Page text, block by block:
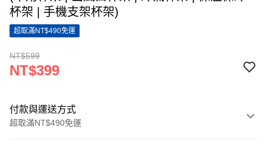
杯架 | 手機支架杯架)
超取滿NT$490免運
NT$599
NT$399
付款與運送方式
超取滿NT$490免運